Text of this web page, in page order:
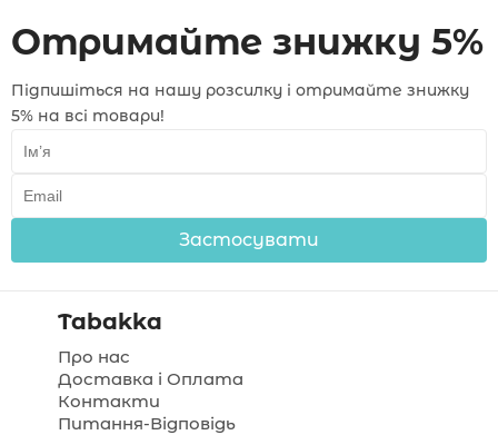
Отримайте знижку 5%
Підпишіться на нашу розсилку і отримайте знижку
5% на всі товари!
Застосувати
Tabakka
Про нас
Доставка і Оплата
Контакти
Питання-Відповідь